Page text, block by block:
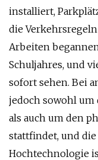
installiert,
die
Arbeiten
Schuljahres, und
sofort sehen. Bei
jedoch sowohl um
als auch um den
stattfindet, und
Hochtechnologie